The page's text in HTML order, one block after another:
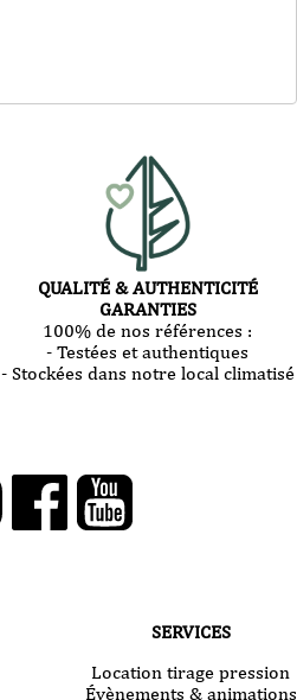
QUALITÉ & AUTHENTICITÉ
GARANTIES
100% de nos références :
- Testées et authentiques
- Stockées dans notre local climatisé
SERVICES
Location tirage pression
Évènements & animations